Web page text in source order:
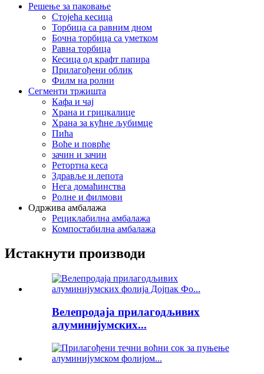
Решење за паковање
Стојећа кесица
Торбица са равним дном
Бочна торбица са уметком
Равна торбица
Кесица од крафт папира
Прилагођени облик
Филм на ролни
Сегменти тржишта
Кафа и чај
Храна и грицкалице
Храна за кућне љубимце
Пића
Воће и поврће
зачин и зачин
Ретортна кеса
Здравље и лепота
Нега домаћинства
Ролне и филмови
Одржива амбалажа
Рециклабилна амбалажа
Компостабилна амбалажа
Истакнути производи
Велепродаја прилагодљивих
алуминијумских...